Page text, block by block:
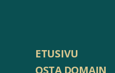
ETUSIVU
OSTA DOMAIN